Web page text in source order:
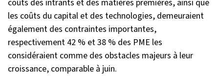
coûts des intrants et des matières premières, ainsi que
les coûts du capital et des technologies, demeuraient
également des contraintes importantes,
respectivement 42 % et 38 % des PME les
considéraient comme des obstacles majeurs à leur
croissance, comparable à juin.